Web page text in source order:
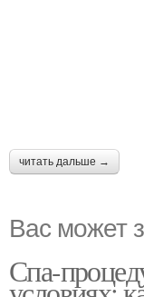
читать дальше →
Вас может
Спа-